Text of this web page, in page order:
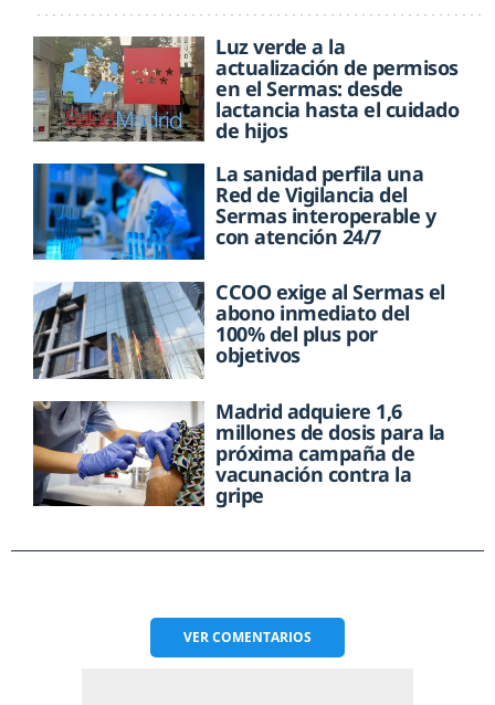
Luz verde a la
actualización de permisos
en el Sermas: desde
lactancia hasta el cuidado
de hijos
La sanidad perfila una
Red de Vigilancia del
Sermas interoperable y
con atención 24/7
CCOO exige al Sermas el
abono inmediato del
100% del plus por
objetivos
Madrid adquiere 1,6
millones de dosis para la
próxima campaña de
vacunación contra la
gripe
VERCOMENTARIOS